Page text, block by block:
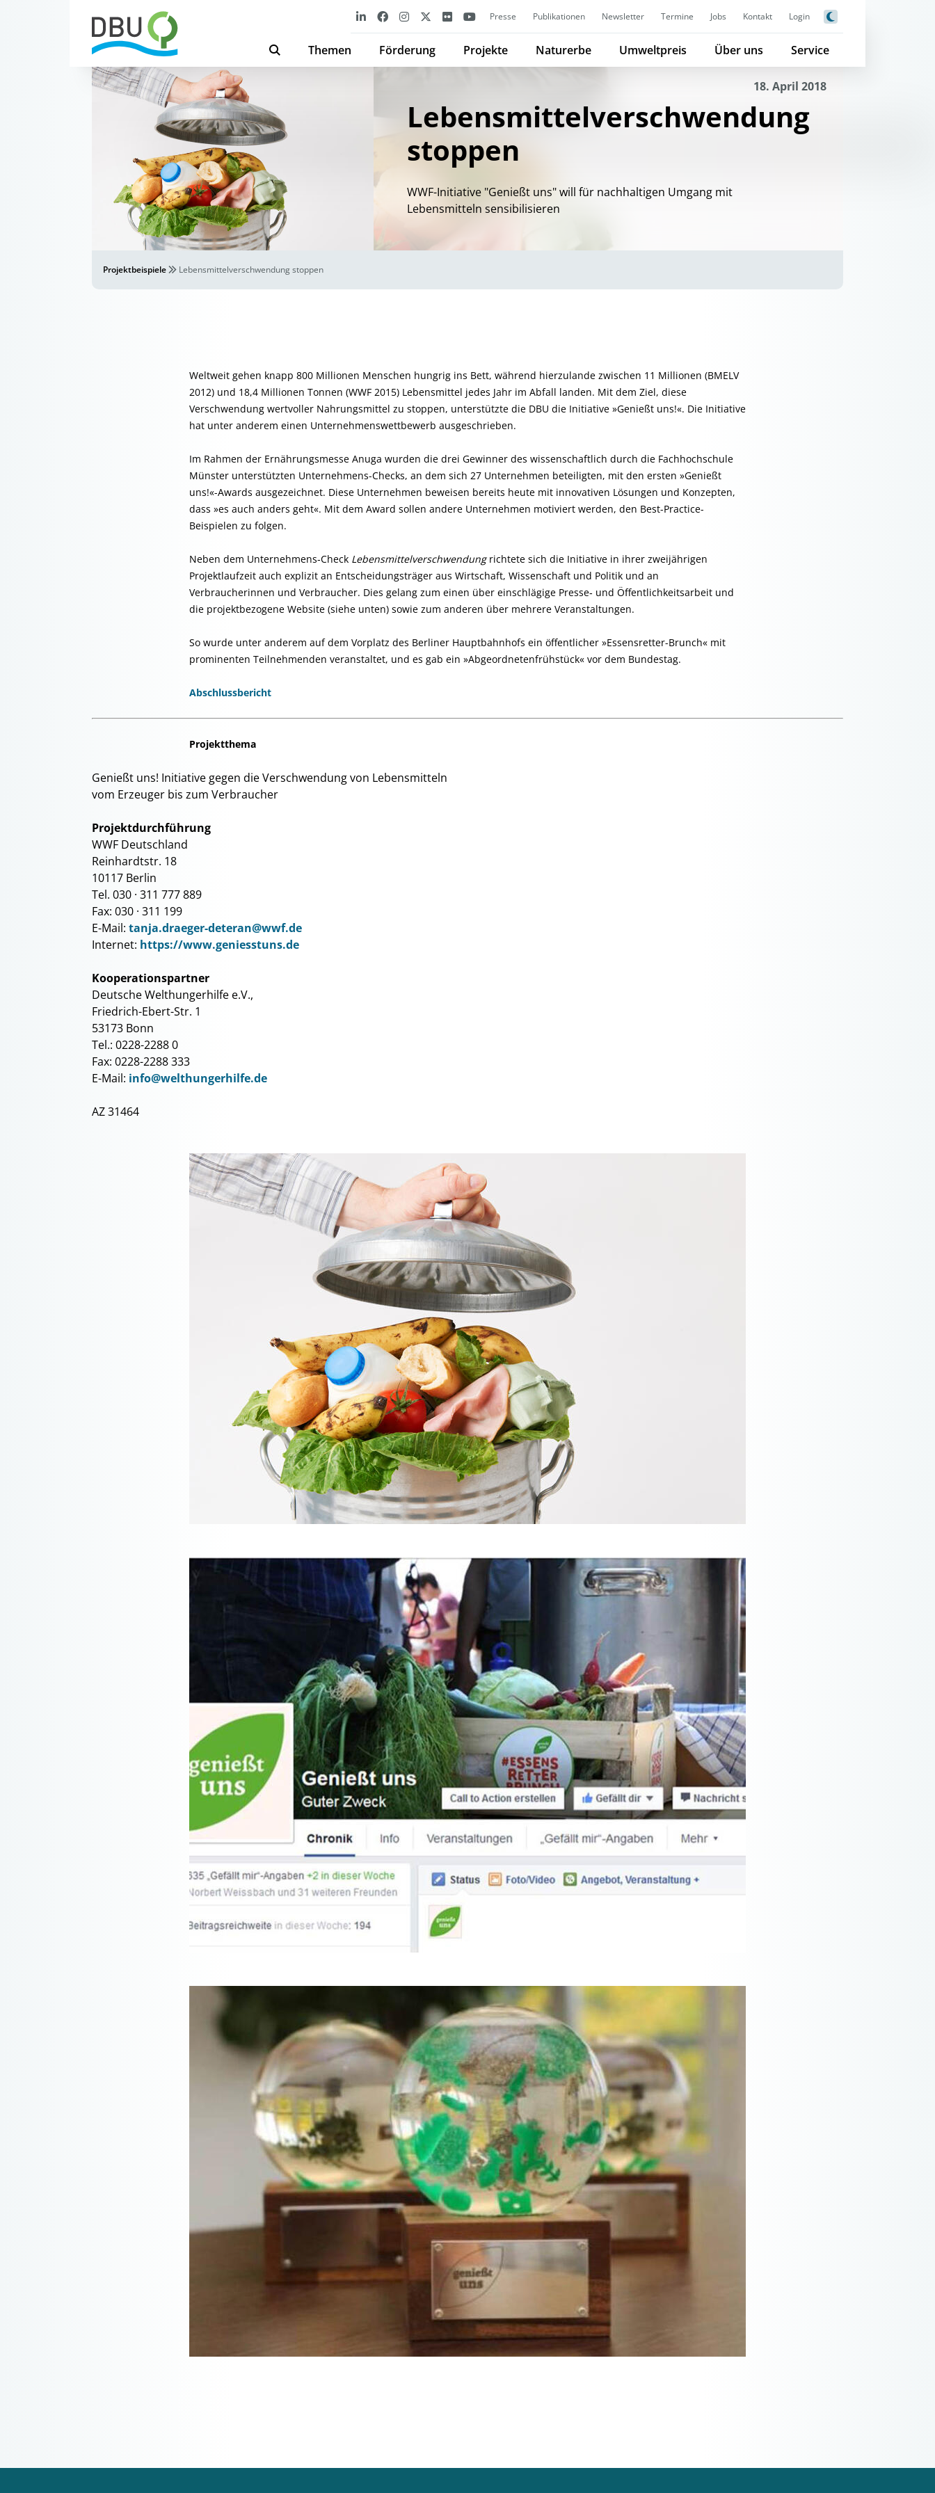
Presse Publikationen Newsletter Termine Jobs Kontakt Login
Themen Förderung Projekte Naturerbe Umweltpreis Über uns Service
18. April 2018
Lebensmittelverschwendung
stoppen
WWF-Initiative "Genießt uns" will für nachhaltigen Umgang mit
Lebensmitteln sensibilisieren
Projektbeispiele Lebensmittelverschwendung stoppen
Weltweit gehen knapp 800 Millionen Menschen hungrig ins Bett, während hierzulande zwischen 11 Millionen (BMELV
2012) und 18,4 Millionen Tonnen (WWF 2015) Lebensmittel jedes Jahr im Abfall landen. Mit dem Ziel, diese
Verschwendung wertvoller Nahrungsmittel zu stoppen, unterstützte die DBU die Initiative »Genießt uns!«. Die Initiative
hat unter anderem einen Unternehmenswettbewerb ausgeschrieben.
Im Rahmen der Ernährungsmesse Anuga wurden die drei Gewinner des wissenschaftlich durch die Fachhochschule
Münster unterstützten Unternehmens-Checks, an dem sich 27 Unternehmen beteiligten, mit den ersten »Genießt
uns!«-Awards ausgezeichnet. Diese Unternehmen beweisen bereits heute mit innovativen Lösungen und Konzepten,
dass »es auch anders geht«. Mit dem Award sollen andere Unternehmen motiviert werden, den Best-Practice-
Beispielen zu folgen.
Neben dem Unternehmens‐Check Lebensmittelverschwendung richtete sich die Initiative in ihrer zweijährigen
Projektlaufzeit auch explizit an Entscheidungsträger aus Wirtschaft, Wissenschaft und Politik und an
Verbraucherinnen und Verbraucher. Dies gelang zum einen über einschlägige Presse‐ und Öffentlichkeitsarbeit und
die projektbezogene Website (siehe unten) sowie zum anderen über mehrere Veranstaltungen.
So wurde unter anderem auf dem Vorplatz des Berliner Hauptbahnhofs ein öffentlicher »Essensretter-Brunch« mit
prominenten Teilnehmenden veranstaltet, und es gab ein »Abgeordnetenfrühstück« vor dem Bundestag.
Abschlussbericht
Projektthema
Genießt uns! Initiative gegen die Verschwendung von Lebensmitteln
vom Erzeuger bis zum Verbraucher
Projektdurchführung
WWF Deutschland
Reinhardtstr. 18
10117 Berlin
Tel. 030 · 311 777 889
Fax: 030 · 311 199
E-Mail: tanja.draeger-deteran@wwf.de
Internet: https://www.geniesstuns.de
Kooperationspartner
Deutsche Welthungerhilfe e.V.,
Friedrich-Ebert-Str. 1
53173 Bonn
Tel.: 0228-2288 0
Fax: 0228-2288 333
E-Mail: info@welthungerhilfe.de
AZ 31464